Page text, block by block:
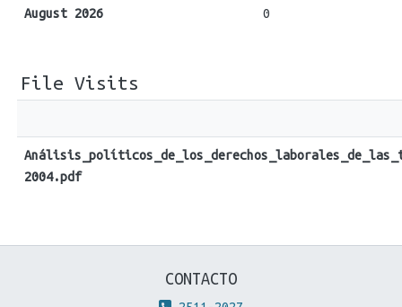
August 2026 0
File Visits
2004.pdf
CONTACTO